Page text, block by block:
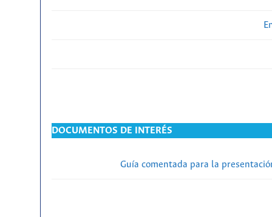
DOCUMENTOS DE INTERÉS
Guía comentada para la